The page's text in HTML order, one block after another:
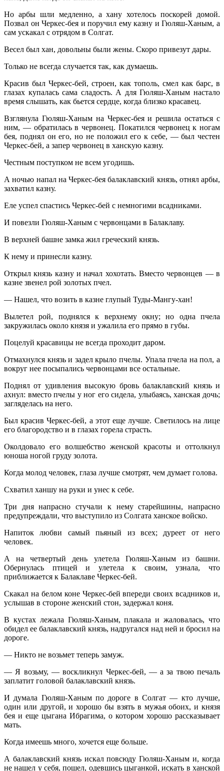
Но арбы шли медленно, а хану хотелось поскорей домой.
Позвал он Черкес-бея и поручил ему казну и Гюляш-Ханым, а
сам ускакал с отрядом в Солгат.
Весел был хан, довольны были жены. Скоро привезут дары.
Только не всегда случается так, как думаешь.
Красив был Черкес-бей, строен, как тополь, смел как барс, в
глазах купалась сама сладость. А для Гюляш-Ханым настало
время слышать, как бьется сердце, когда близко красавец.
Взглянула Гюляш-Ханым на Черкес-бея и решила остаться с
ним, — обратилась в червонец. Покатился червонец к ногам
бея, поднял он его, но не положил его к себе, — был честен
Черкес-бей, а запер червонец в ханскую казну.
Честным поступком не всем угодишь.
А ночью напал на Черкес-бея балаклавский князь, отнял арбы,
захватил казну.
Еле успел спастись Черкес-бей с немногими всадниками.
И повезли Гюляш-Ханым с червонцами в Балаклаву.
В верхней башне замка жил греческий князь.
К нему и принесли казну.
Открыл князь казну и начал хохотать. Вместо червонцев — в
казне звенел рой золотых пчел.
— Нашел, что возить в казне глупый Туды-Мангу-хан!
Вылетел рой, поднялся к верхнему окну; но одна пчела
закружилась около князя и ужалила его прямо в губы.
Поцелуй красавицы не всегда проходит даром.
Отмахнулся князь и задел крыло пчелы. Упала пчела на пол, а
вокруг нее посыпались червонцами все остальные.
Поднял от удивления высокую бровь балаклавский князь и
ахнул: вместо пчелы у ног его сидела, улыбаясь, ханская дочь;
загляделась на него.
Был красив Черкес-бей, а этот еще лучше. Светилось на лице
его благородство и в глазах горела страсть.
Околдовало его волшебство женской красоты и оттолкнул
юноша ногой груду золота.
Когда молод человек, глаза лучше смотрят, чем думает голова.
Схватил ханшу на руки и унес к себе.
Три дня напрасно стучали к нему старейшины, напрасно
предупреждали, что выступило из Солгата ханское войско.
Напиток любви самый пьяный из всех; дуреет от него
человек.
А на четвертый день улетела Гюляш-Ханым из башни.
Обернулась птицей и улетела к своим, узнала, что
приближается к Балаклаве Черкес-бей.
Скакал на белом коне Черкес-бей впереди своих всадников и,
услышав в стороне женский стон, задержал коня.
В кустах лежала Гюляш-Ханым, плакала и жаловалась, что
обидел ее балаклавский князь, надругался над ней и бросил на
дороге.
— Никто не возьмет теперь замуж.
— Я возьму, — воскликнул Черкес-бей, — а за твою печаль
заплатит головой балаклавский князь.
И думала Гюляш-Ханым по дороге в Солгат — кто лучше,
один или другой, и хорошо бы взять в мужья обоих, и князя
бея и еще цыгана Ибрагима, о котором хорошо рассказывает
мать.
Когда имеешь много, хочется еще больше.
А балаклавский князь искал повсюду Гюляш-Ханым и, когда
не нашел у себя, пошел, одевшись цыганкой, искать в ханской